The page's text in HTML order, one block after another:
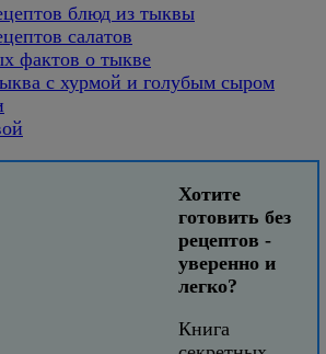
блюд из тыквы
салатов
фактов о тыкве
с хурмой и голубым сыром
Хотите
готовить без
рецептов -
уверенно и
легко?
Книга